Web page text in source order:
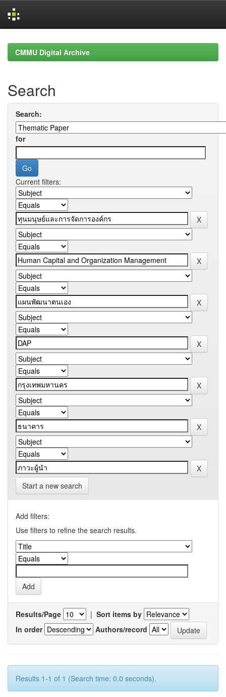
navigationCMMU Digital Archive
Search
Search:
for
Current filters:
Start a new search
Add filters:
Use filters to refine the search results.
Results/Page | Sort items by
In order
Authors/record
Results 1-1 of 1 (Search time: 0.0 seconds).